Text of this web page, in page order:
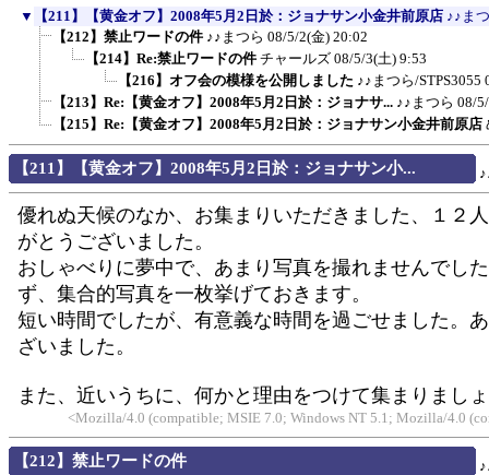
▼ 【211】【黄金オフ】2008年5月2日於：ジョナサン小金井前原店 ♪♪ま
【212】禁止ワードの件 ♪♪まつら 08/5/2(金) 20:02
【214】Re:禁止ワードの件 チャールズ 08/5/3(土) 9:53
【216】オフ会の模様を公開しました ♪♪まつら/STPS3055
【213】Re:【黄金オフ】2008年5月2日於：ジョナサ... ♪♪まつら 08/
【215】Re:【黄金オフ】2008年5月2日於：ジョナサン小金井前原店
【211】【黄金オフ】2008年5月2日於：ジョナサン小...
優れぬ天候のなか、お集まりいただきました、１２
がとうございました。
おしゃべりに夢中で、あまり写真を撮れませんでし
ず、集合的写真を一枚挙げておきます。
短い時間でしたが、有意義な時間を過ごせました。
ざいました。
また、近いうちに、何かと理由をつけて集まりまし
<Mozilla/4.0 (compatible; MSIE 7.0; Windows NT 5.1; Mozilla/4.0
【212】禁止ワードの件